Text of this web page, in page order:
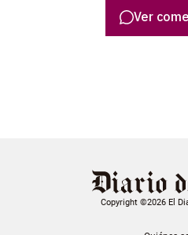
Ver
Copyright ©2026 El